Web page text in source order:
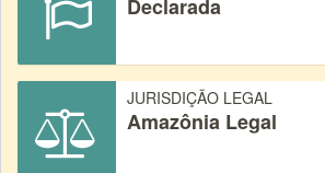
Declarada
JURISDIÇÃO LEGAL
Amazônia Legal